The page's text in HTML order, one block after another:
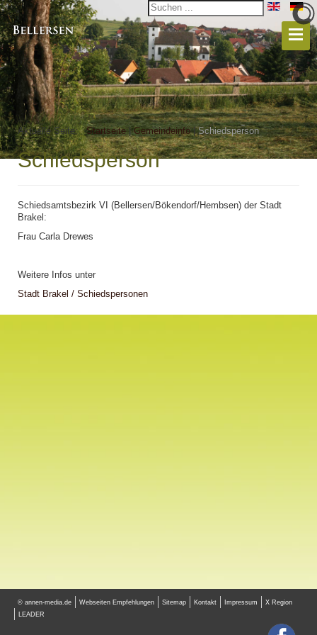
Aktuelle Seite: Startseite Gemeindeinfo | Schiedsperson
Schiedsperson
Schiedsamtsbezirk VI (Bellersen/Bökendorf/Hembsen) der Stadt
Brakel:
Frau Carla Drewes
Weitere Infos unter
Stadt Brakel / Schiedspersonen
© annen-media.de Webseiten Empfehlungen Sitemap Kontakt Impressum
X Region
LEADER